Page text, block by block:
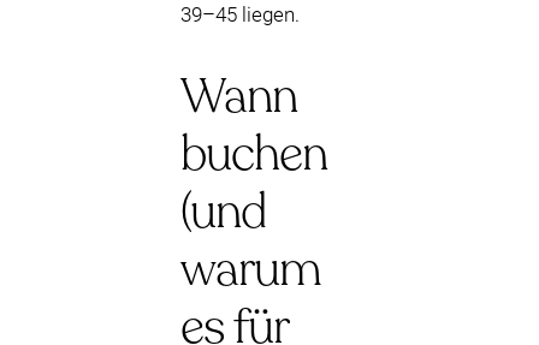
39–45 liegen.
Wann
buchen
(und
warum
es für